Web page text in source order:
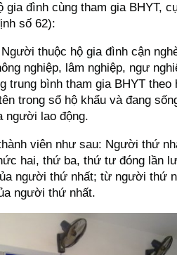
gia đình cùng tham gia BHYT,
số 62):
thuộc hộ gia đình cận
nghiệp, lâm nghiệp, ngư
trung bình tham gia BHYT theo
trong sổ hộ khẩu và đang
người lao động.
viên như sau: Người thứ
hai, thứ ba, thứ tư đóng lần
người thứ nhất; từ người thứ
người thứ nhất.